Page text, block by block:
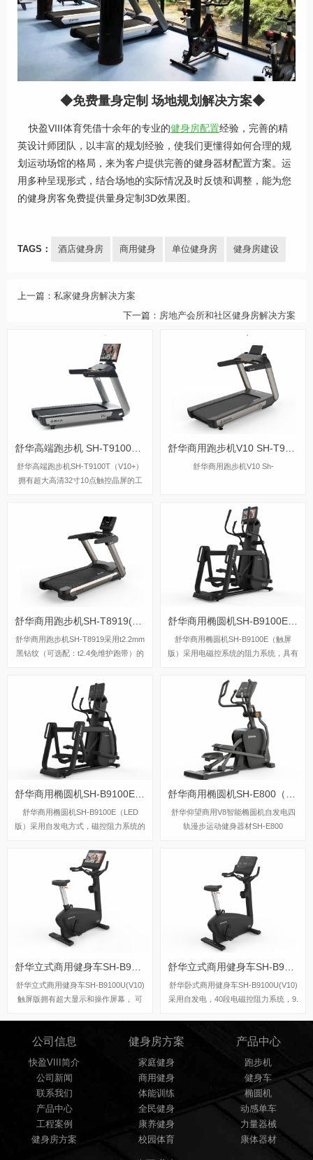
◆免费量身定制 场地规划解决方案◆
快盈VIII体育凭借十余年的专业的健身房配置经验，完善的精
英设计师团队，以丰富的规划经验，使我们更懂得如何合理的规
划运动场馆的格局，来为客户提供完善的健身器材配置方案。运
用多种呈现形式，结合场地的实际情况及时反馈和调整，能为您
的健身房客免费提供量身定制3D效果图。
TAGS： 酒店健身房 商用健身 单位健身房 健身房建设
上一篇： 私家健身房解决方案
下一篇： 房地产会所和社区健身房解决方案
舒华高端跑步机SH-T9100T（V10+）
拥有超大高清32寸10点触控晶屏的工
线教学、专业健身模式随意切换，让您
开启科学健身。
舒华商用跑步机V10 Sh-
舒华商用跑步机SH-T8919采用t2.2mm
黑钻纹（可选配：t2.4免维护跑带）的
带及增加心率控速(HRC)程序模块、接
触式心率感应测量心跳等数据，跑步面
积达580×1570mm，可承受180kg的使
用者使用。
舒华商用椭圆机SH-B9100E（触屏
版）采用电磁控系统的阻力系统，具有
片侦测心率，9.3公斤飞轮质量。
舒华商用椭圆机SH-B9100E（LED
版）采用自发电方式，磁控阻力系统的
大使用者体重为180kg，踏步跨距可达
508mm，适用于大多数人，现在快盈V
III体育旗舰店都有这一款椭圆机，欢迎
前来体验试机。
舒华仰望商用V8智能椭圆机自发电四
轨漫步运动健身器材SH-E800
舒华立式商用健身车SH-B9100U(V10)
触屏版拥有超大显示和操作屏幕， 可
时，SH-B9100U提供多项科学运动处
舒华卧式商用健身车SH-B9100U(V10)
采用自发电，40段电磁控阻力系统，9.
公司信息
快盈VIII简介
公司新闻
联系我们
产品中心
工程案例
健身房方案
健身房方案
家庭健身
商用健身
体能训练
全民健身
康养健身
校园体育
产品中心
跑步机
健身车
椭圆机
动感单车
力量器械
康体器材